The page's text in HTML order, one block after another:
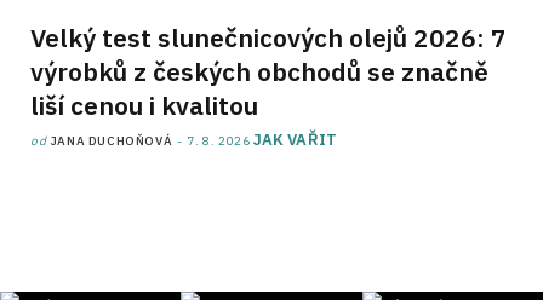
Velký test slunečnicových olejů 2026: 7
výrobků z českých obchodů se značně
liší cenou i kvalitou
od JANA DUCHOŇOVÁ 7. 8. 2026 JAK VAŘIT